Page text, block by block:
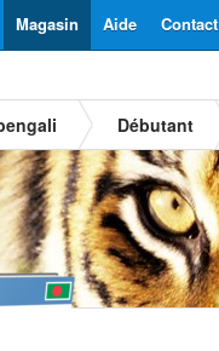
Contact
Aide
Magasin
Débutant